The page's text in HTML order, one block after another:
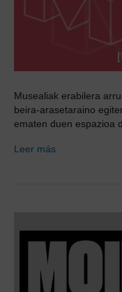
Musealiak erabilera
beira-arasetaraino
ematen duen espazioa
Leer más